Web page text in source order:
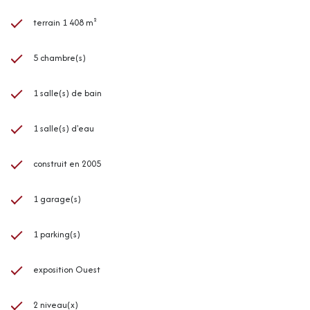
terrain 1 408 m²
5 chambre(s)
1 salle(s) de bain
1 salle(s) d'eau
construit en 2005
1 garage(s)
1 parking(s)
exposition Ouest
2 niveau(x)